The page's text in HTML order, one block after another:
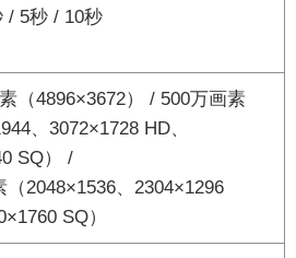
/ 5秒 / 10秒
（4896×3672） / 500万画素
、3072×1728 HD、
SQ） /
（2048×1536、2304×1296
SQ）